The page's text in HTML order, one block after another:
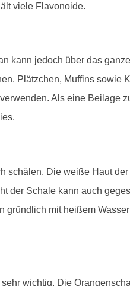
viele Flavonoide.
kann jedoch über das
Plätzchen, Muffins sowie
Als eine Beilage
schälen. Die weiße Haut
der Schale kann auch
gründlich mit heißem
wichtig. Die